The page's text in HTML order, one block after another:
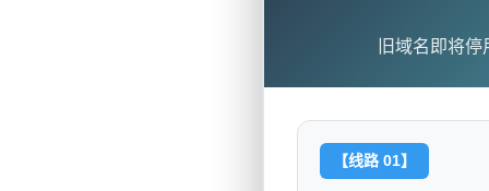
旧域名即将
【线路 01】